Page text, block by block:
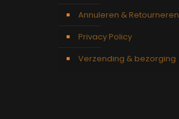
Annuleren & Retourneren
Privacy Policy
Verzending & bezorging